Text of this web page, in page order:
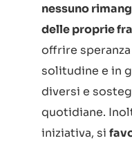
nessuno
delle proprie
offrire
solitudine e in
diversi e
quotidiane.
iniziativa, si